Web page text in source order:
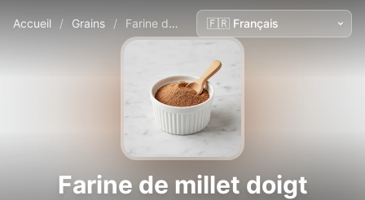
Accueil / Grains / Farine de millet doigt
Farine de millet doigt